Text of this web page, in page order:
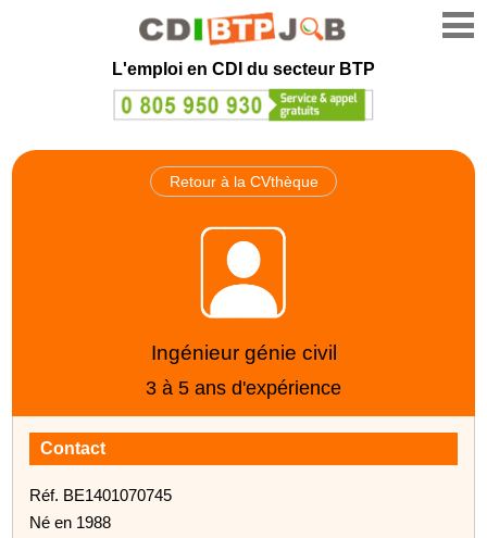
L'emploi en CDI du secteur BTP
Retour à la CVthèque
Ingénieur génie civil
3 à 5 ans d'expérience
Contact
Réf. BE1401070745
Né en 1988